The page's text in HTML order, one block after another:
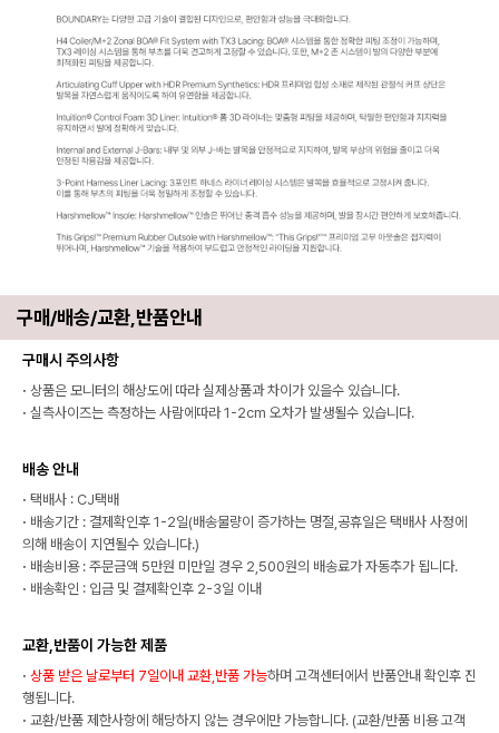
구매/배송/교환,반품안내
구매시 주의사항
· 상품은 모니터의 해상도에 따라 실제상품과 차이가 있을수 있습니다.
· 실측사이즈는 측정하는 사람에따라 1-2cm 오차가 발생될수 있습니다.
배송 안내
· 택배사 : CJ택배
· 배송기간 : 결제확인후 1-2일(배송물량이 증가하는 명절,공휴일은 택배사 사정에
의해 배송이 지연될수 있습니다.)
· 배송비용 : 주문금액 5만원 미만일 경우 2,500원의 배송료가 자동추가 됩니다.
· 배송확인 : 입금 및 결제확인후 2-3일 이내
교환,반품이 가능한 제품
· 상품 받은 날로부터 7일이내 교환,반품 가능하며 고객센터에서 반품안내 확인후 진
행됩니다.
· 교환/반품 제한사항에 해당하지 않는 경우에만 가능합니다. (교환/반품 비용 고객